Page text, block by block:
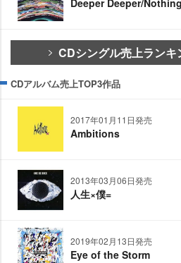
Deeper Deeper/
CDシングル売上ランキ
CDアルバム売上TOP3作品
2017年01月11日発売
Ambitions
2013年03月06日発売
人生×僕=
2019年02月13日発売
Eye of the Storm